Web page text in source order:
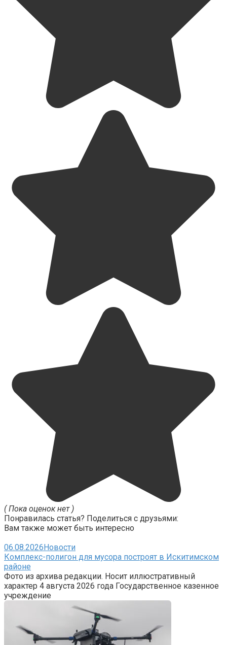
( Пока оценок нет )
Понравилась статья? Поделиться с друзьями:
Вам также может быть интересно
06.08.2026Новости
Комплекс-полигон для мусора построят в Искитимском
районе
Фото из архива редакции. Носит иллюстративный
характер 4 августа 2026 года Государственное казенное
учреждение